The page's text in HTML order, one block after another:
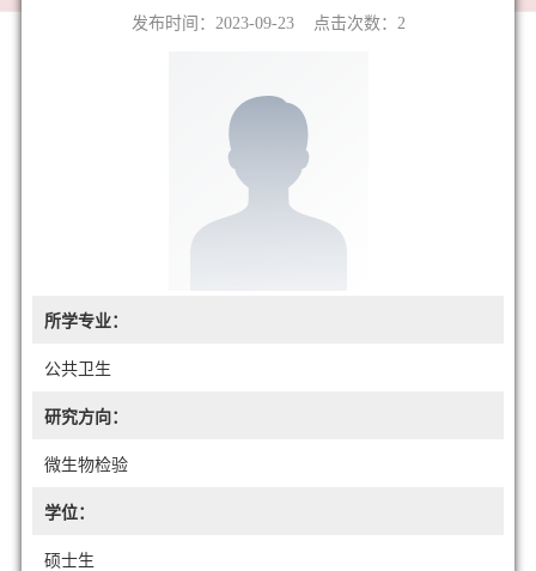
发布时间：2023-09-23 点击次数： 2
所学专业：
公共卫生
研究方向：
微生物检验
学位：
硕士生